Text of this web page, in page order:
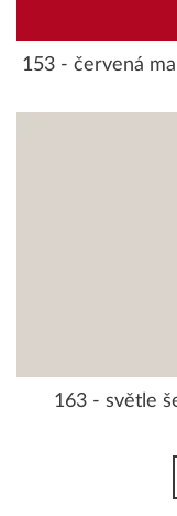
153 - červená
163 - světle